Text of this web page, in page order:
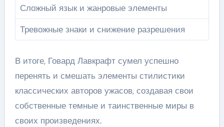
Сложный язык и жанровые элементы
Тревожные знаки и снижение разрешения
В итоге, Говард Лавкрафт сумел успешно
перенять и смешать элементы стилистики
классических авторов ужасов, создавая свои
собственные темные и таинственные миры в
своих произведениях.